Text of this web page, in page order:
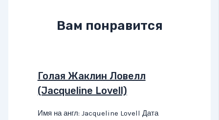
Вам понравится
Голая Жаклин Ловелл
(Jacqueline Lovell)
Имя на англ: Jacqueline Lovell Дата